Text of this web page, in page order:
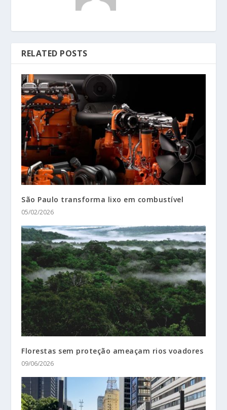
RELATED POSTS
São Paulo transforma lixo em combustível
05/02/2026
Florestas sem proteção ameaçam rios voadores
09/06/2026